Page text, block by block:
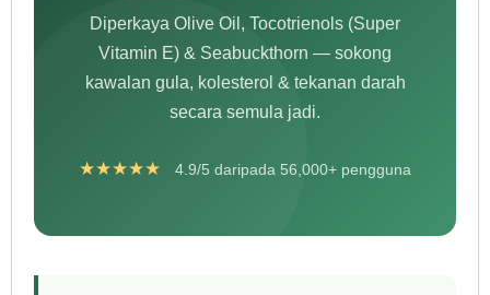
Diperkaya Olive Oil, Tocotrienols (Super
Vitamin E) & Seabuckthorn — sokong
kawalan gula, kolesterol & tekanan darah
secara semula jadi.
★★★★★ 4.9/5 daripada 56,000+ pengguna